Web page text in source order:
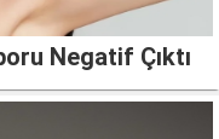
Negatif Çıktı